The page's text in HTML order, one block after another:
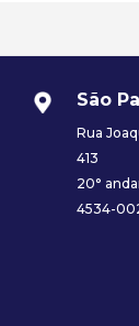
São
Rua
413
20°
4534-